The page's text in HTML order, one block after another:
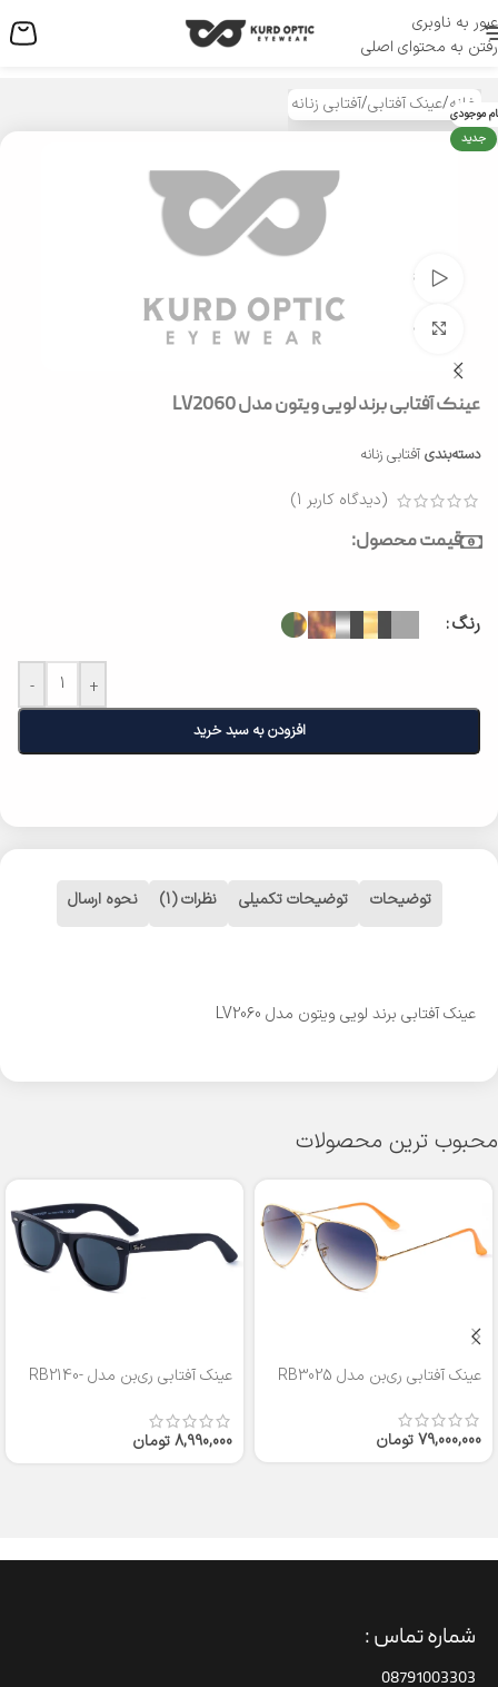
عبور به ناوبری
رفتن به محتوای اصلی
منو
خانه/عینک آفتابی/آفتابی زنانه
موجودی
جدید
تماشای ویدئو
بزرگنمایی تصویر
عینک آفتابی برند لویی ویتون مدل LV2060
دسته‌بندی آفتابی زنانه
(دیدگاه کاربر 1
)
قیمت محصول:
رنگ
- +
افزودن به سبد خرید
توضیحات توضیحات تکمیلی نظرات (1) نحوه ارسال
عینک آفتابی برند لویی ویتون مدل LV2060
محبوب ترین محصولات
عینک آفتابی ری‌بن مدل RB3025
79,000,000تومان
عینک آفتابی ری‌بن مدل RB2140-
8,990,000تومان
شماره تماس :
08791003303